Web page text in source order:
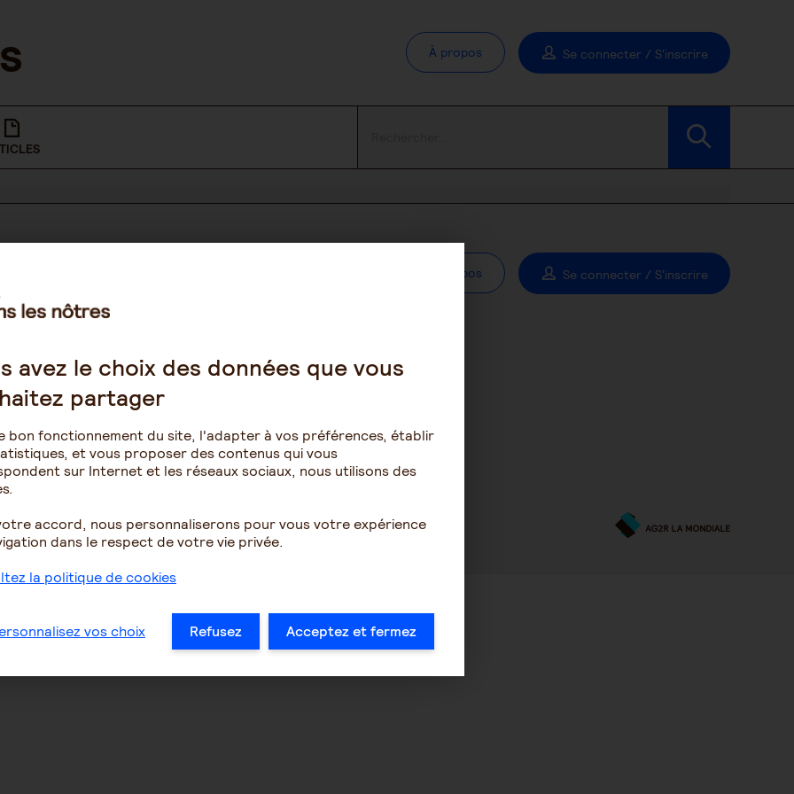
À propos Se connecter / S'inscrire
À propos Se connecter / S'inscrire
avez le choix des données que vous
partager
bon fonctionnement du site, l'adapter à vos préférences, établir
et vous proposer des contenus qui vous
sur Internet et les réseaux sociaux, nous utilisons des
accord, nous personnaliserons pour vous votre expérience
dans le respect de votre vie privée.
la politique de cookies
vos choix Refusez Acceptez et fermez